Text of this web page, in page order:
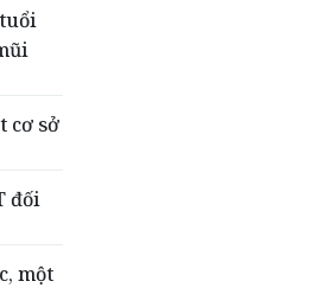
cơ sở
đối
một